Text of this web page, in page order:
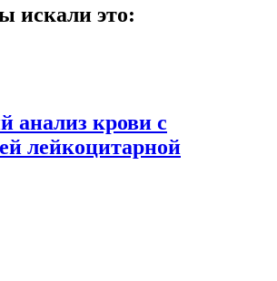
искали это:
анализ крови с
лейкоцитарной